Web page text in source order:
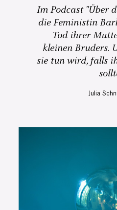
Im Podcast "Über
die Feministin
Tod ihrer
kleinen Bruders.
sie tun wird, falls
Julia